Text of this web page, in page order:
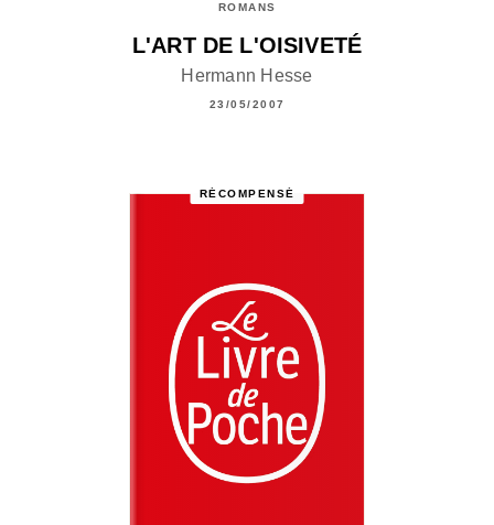
ROMANS
L'ART DE L'OISIVETÉ
Hermann Hesse
23/05/2007
RÉCOMPENSÉ